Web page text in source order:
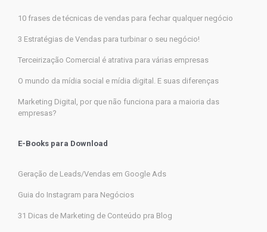
10 frases de técnicas de vendas para fechar qualquer negócio
3 Estratégias de Vendas para turbinar o seu negócio!
Terceirização Comercial é atrativa para várias empresas
O mundo da mídia social e mídia digital. E suas diferenças
Marketing Digital, por que não funciona para a maioria das
empresas?
E-Books para Download
Geração de Leads/Vendas em Google Ads
Guia do Instagram para Negócios
31 Dicas de Marketing de Conteúdo pra Blog